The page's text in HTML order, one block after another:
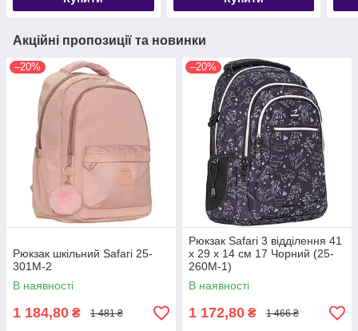
Акційні пропозиції та новинки
–20%
Рюкзак шкільний Safari 25-
301M-2
В наявності
1 184,80 ₴ 1 481 ₴
–20%
Рюкзак Safari 3 відділення 41
x 29 x 14 см 17 Чорний (25-
260M-1)
В наявності
1 172,80 ₴ 1 466 ₴